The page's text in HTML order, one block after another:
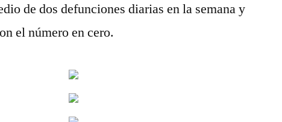
de dos defunciones diarias en la semana y
el número en cero.